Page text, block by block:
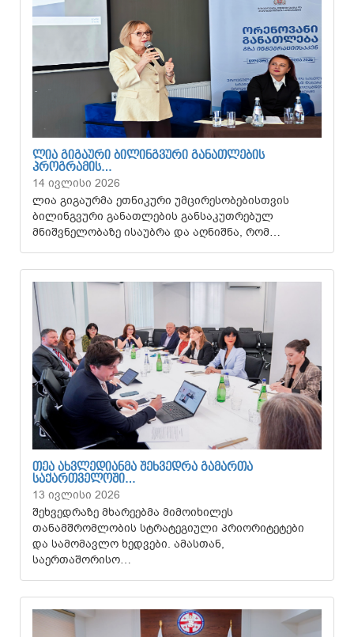
ᲚᲘᲐ ᲒᲘᲒᲐᲣᲠᲘ ᲑᲘᲚᲘᲜᲒᲕᲣᲠᲘ ᲒᲐᲜᲐᲗᲚᲔᲑᲘᲡ
ᲞᲠᲝᲒᲠᲐᲛᲘᲡ…
14 ივლისი 2026
ლია გიგაურმა ეთნიკური უმცირესობებისთვის
ბილინგვური განათლების განსაკუთრებულ
მნიშვნელობაზე ისაუბრა და აღნიშნა, რომ…
ᲗᲔᲐ ᲐᲮᲕᲚᲔᲓᲘᲐᲜᲛᲐ ᲨᲔᲮᲕᲔᲓᲠᲐ ᲒᲐᲛᲐᲠᲗᲐ
ᲡᲐᲥᲐᲠᲗᲕᲔᲚᲝᲨᲘ…
13 ივლისი 2026
შეხვედრაზე მხარეებმა მიმოიხილეს
თანამშრომლობის სტრატეგიული პრიორიტეტები
და სამომავლო ხედვები. ამასთან,
საერთაშორისო…